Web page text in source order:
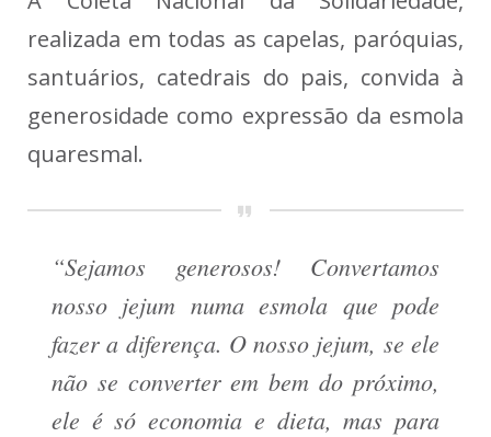
realizada em todas as capelas, paróquias,
santuários, catedrais do pais, convida à
generosidade como expressão da esmola
quaresmal.
“Sejamos generosos! Convertamos
nosso jejum numa esmola que pode
fazer a diferença. O nosso jejum, se ele
não se converter em bem do próximo,
ele é só economia e dieta, mas para